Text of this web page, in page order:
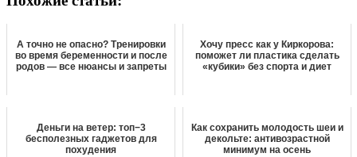
А точно не опасно? Тренировки
во время беременности и после
родов — все нюансы и запреты
Хочу пресс как у Киркорова:
поможет ли пластика сделать
«кубики» без спорта и диет
Деньги на ветер: топ−3
бесполезных гаджетов для
похудения
Как сохранить молодость шеи и
декольте: антивозрастной
минимум на осень